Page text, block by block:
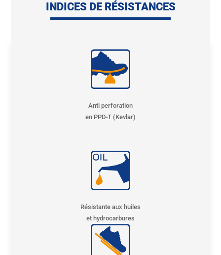
INDICES DE RÉSISTANCES
Anti perforation
en PPD-T (Kevlar)
Résistante aux huiles
et hydrocarbures